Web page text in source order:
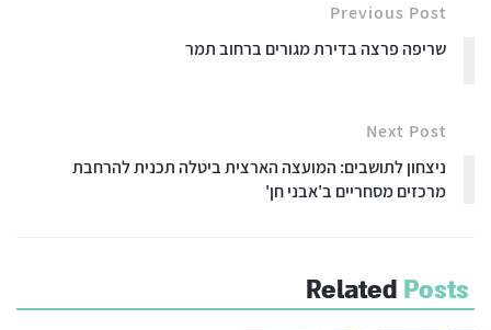
Previous Post
שריפה פרצה בדירת מגורים ברחוב תמר
Next Post
ניצחון לתושבים: המועצה הארצית ביטלה תכנית להרחבת
מרכזים מסחריים ב'אבני חן'
Related Posts